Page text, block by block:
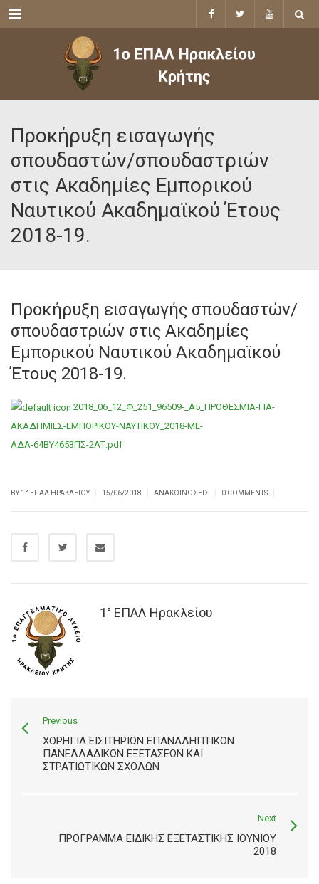
Menu
Προκήρυξη εισαγωγής
σπουδαστών/σπουδαστριών
στις Ακαδημίες Εμπορικού
Ναυτικού Ακαδημαϊκού Έτους
2018-19.
Προκήρυξη εισαγωγής σπουδαστών/
σπουδαστριών στις Ακαδημίες
Εμπορικού Ναυτικού Ακαδημαϊκού
Έτους 2018-19.
2018_06_12_Φ_251_96509-_Α5_ΠΡΟΘΕΣΜΙΑ-ΓΙΑ-
ΑΚΑΔΗΜΙΕΣ-ΕΜΠΟΡΙΚΟΥ-ΝΑΥΤΙΚΟΥ_2018-ΜΕ-
ΑΔΑ-64ΒΥ4653ΠΣ-2ΛΤ.pdf
BY1° ΕΠΑΛ ΗΡΑΚΛΕΊΟΥ 15/06/2018 ΑΝΑΚΟΙΝΏΣΕΙΣ 0 COMMENTS
1° ΕΠΑΛ Ηρακλείου
Previous
ΧΟΡΗΓΊΑ ΕΙΣΙΤΗΡΊΩΝ ΕΠΑΝΑΛΗΠΤΙΚΏΝ
ΠΑΝΕΛΛΑΔΙΚΏΝ ΕΞΕΤΆΣΕΩΝ ΚΑΙ
ΣΤΡΑΤΙΩΤΙΚΏΝ ΣΧΟΛΏΝ
Next
ΠΡΌΓΡΑΜΜΑ ΕΙΔΙΚΉΣ ΕΞΕΤΑΣΤΙΚΉΣ ΙΟΥΝΊΟΥ
2018